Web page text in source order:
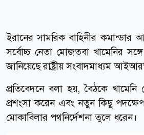
ইরানের সামরিক বাহিনীর কমান্ডার
সর্বোচ্চ নেতা মোজতবা খামেনির
জানিয়েছে রাষ্ট্রীয় সংবাদমাধ্যম
প্রতিবেদনে বলা হয়, বৈঠকে খামেনি
প্রশংসা করেন এবং নতুন কিছু
মোকাবিলার পথনির্দেশনা তুলে ধরেন।